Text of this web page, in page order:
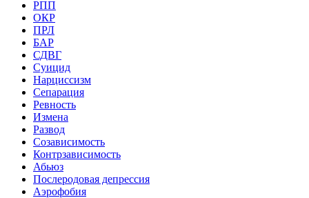
РПП
ОКР
ПРЛ
БАР
СДВГ
Суицид
Нарциссизм
Сепарация
Ревность
Измена
Развод
Созависимость
Контрзависимость
Абьюз
Послеродовая депрессия
Аэрофобия